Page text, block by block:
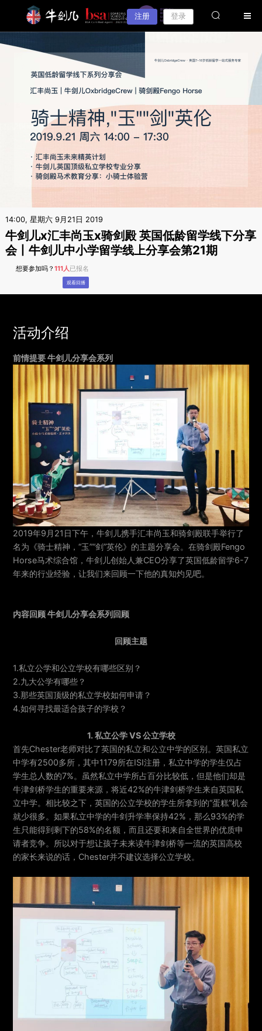
注册 登录
14:00, 星期六 9月21日 2019
牛剑儿x汇丰尚玉x骑剑殿 英国低龄留学线下分享
会丨牛剑儿中小学留学线上分享会第21期
想要参加吗？111人已报名
观看回播
活动介绍
前情提要 牛剑儿分享会系列
2019年9月21日下午，牛剑儿携手汇丰尚玉和骑剑殿联手举行了
名为《骑士精神，“玉”“剑”英伦》的主题分享会。在骑剑殿Fengo
Horse马术综合馆，牛剑儿创始人兼CEO分享了英国低龄留学6-7
年来的行业经验，让我们来回顾一下他的真知灼见吧。
内容回顾 牛剑儿分享会系列回顾
回顾主题
1.私立公学和公立学校有哪些区别？
2.九大公学有哪些？
3.那些英国顶级的私立学校如何申请？
4.如何寻找最适合孩子的学校？
1. 私立公学 VS 公立学校
首先Chester老师对比了英国的私立和公立中学的区别。英国私立
中学有2500多所，其中1179所在ISI注册，私立中学的学生仅占
学生总人数的7%。虽然私立中学所占百分比较低，但是他们却是
牛津剑桥学生的重要来源，将近42%的牛津剑桥学生来自英国私
立中学。相比较之下，英国的公立学校的学生所拿到的“蛋糕”机会
就少很多。如果私立中学的牛剑升学率保持42%，那么93%的学
生只能得到剩下的58%的名额，而且还要和来自全世界的优质申
请者竞争。所以对于想让孩子未来读牛津剑桥等一流的英国高校
的家长来说的话，Chester并不建议选择公立学校。